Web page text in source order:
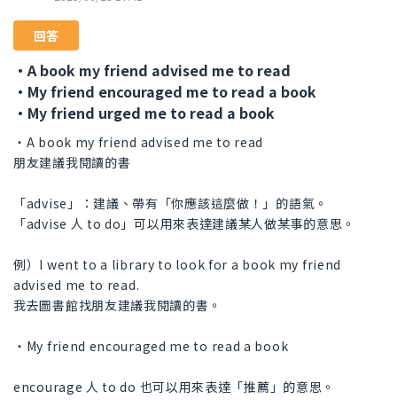
回答
・A book my friend advised me to read
・My friend encouraged me to read a book
・My friend urged me to read a book
・A book my friend advised me to read
朋友建議我閱讀的書
「advise」：建議、帶有「你應該這麼做！」的語氣。
「advise 人 to do」可以用來表達建議某人做某事的意思。
例）I went to a library to look for a book my friend
advised me to read.
我去圖書館找朋友建議我閱讀的書。
・My friend encouraged me to read a book
encourage 人 to do 也可以用來表達「推薦」的意思。